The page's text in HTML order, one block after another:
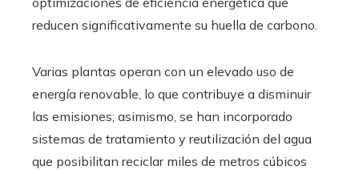
reducen significativamente su huella de carbono.
Varias plantas operan con un elevado uso de
energía renovable, lo que contribuye a disminuir
las emisiones; asimismo, se han incorporado
sistemas de tratamiento y reutilización del agua
que posibilitan reciclar miles de metros cúbicos